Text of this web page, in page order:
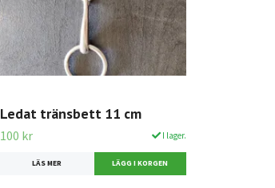
Ledat tränsbett 11 cm
100 kr I lager.
LÄS MER